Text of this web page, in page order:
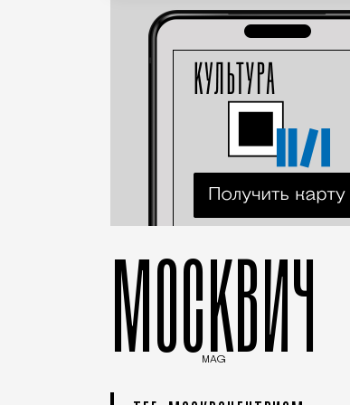
МОСКВИЧ
MAG